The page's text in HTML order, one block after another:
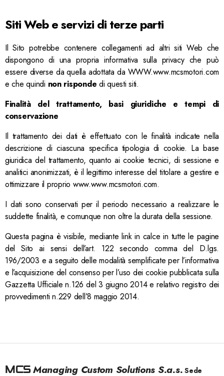
Siti Web e servizi di terze parti
Il Sito potrebbe contenere collegamenti ad altri siti Web che
dispongono di una propria informativa sulla privacy che può
essere diverse da quella adottata da WWW.www.mcsmotori.com
e che quindi non risponde di questi siti.
Finalità del trattamento, basi giuridiche e tempi di
conservazione
Il trattamento dei dati è effettuato con le finalità indicate nella
descrizione di ciascuna specifica tipologia di cookie. La base
giuridica del trattamento, quanto ai cookie tecnici, di sessione e
analitici anonimizzati, è il legittimo interesse del titolare a gestire e
ottimizzare il proprio www.www.mcsmotori.com.
I dati sono conservati per il periodo necessario a realizzare le
suddette finalità, e comunque non oltre la durata della sessione.
Questa pagina è visibile, mediante link in calce in tutte le pagine
del Sito ai sensi dell’art. 122 secondo comma del D.lgs.
196/2003 e a seguito delle modalità semplificate per l’informativa
e l’acquisizione del consenso per l’uso dei cookie pubblicata sulla
Gazzetta Ufficiale n.126 del 3 giugno 2014 e relativo registro dei
provvedimenti n.229 dell’8 maggio 2014.
MCSManaging Custom Solutions S.a.s. Sede